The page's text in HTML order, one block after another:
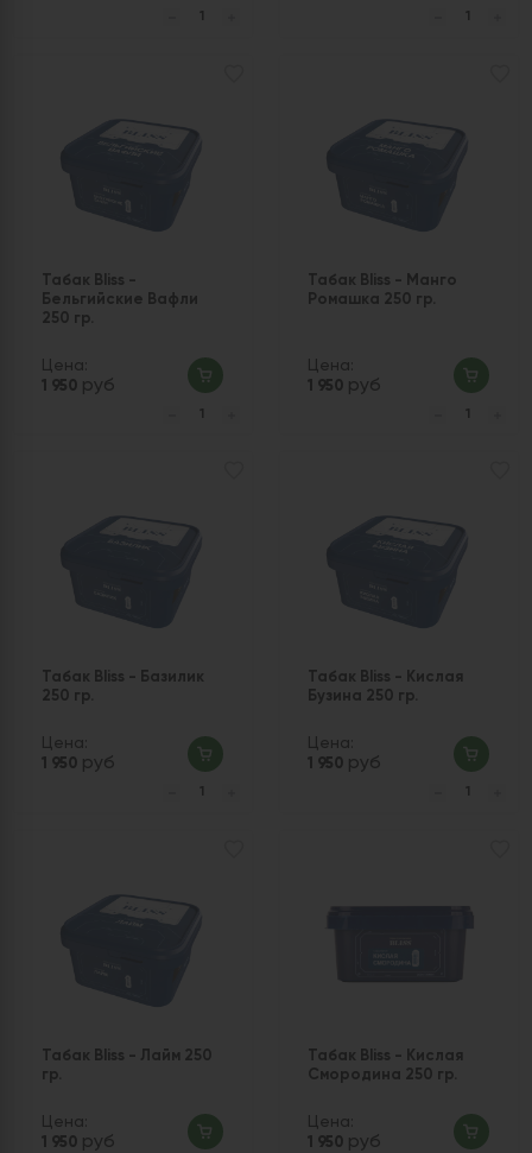
Табак Bliss -
Бельгийские Вафли
250 гр.
Цена:
1 950 руб
Табак Bliss - Манго
Ромашка 250 гр.
Цена:
1 950 руб
Табак Bliss - Базилик
250 гр.
Цена:
1 950 руб
Табак Bliss - Кислая
Бузина 250 гр.
Цена:
1 950 руб
Табак Bliss - Лайм 250
гр.
Цена:
1 950 руб
Табак Bliss - Кислая
Смородина 250 гр.
Цена:
1 950 руб